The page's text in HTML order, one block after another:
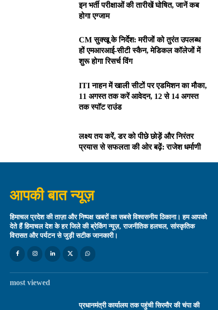
इन भर्ती परीक्षाओं की तारीखें घोषित, जानें कब
होगा एग्जाम
CM सुक्खू के निर्देश: मरीजों को तुरंत उपलब्ध
हों एमआरआई-सीटी स्कैन, मेडिकल कॉलेजों में
शुरू होगा रिसर्च विंग
ITI नाहन में खाली सीटों पर एडमिशन का मौका,
11 अगस्त तक करें आवेदन, 12 से 14 अगस्त
तक स्पॉट राउंड
लक्ष्य तय करें, डर को पीछे छोड़ें और निरंतर
प्रयास से सफलता की ओर बढ़ें: राजेश धर्माणी
आपकी बात न्यूज़
हिमाचल प्रदेश की ताज़ा और निष्पक्ष खबरों का सबसे विश्वसनीय ठिकाना। हम आपको
देते हैं हिमाचल देश के हर जिले की ब्रेकिंग न्यूज़, राजनीतिक हलचल, सांस्कृतिक
विरासत और पर्यटन से जुड़ी सटीक जानकारी।
most viewed
प्रधानमंत्री कार्यालय तक पहुंची सिरमौर की चंपा की